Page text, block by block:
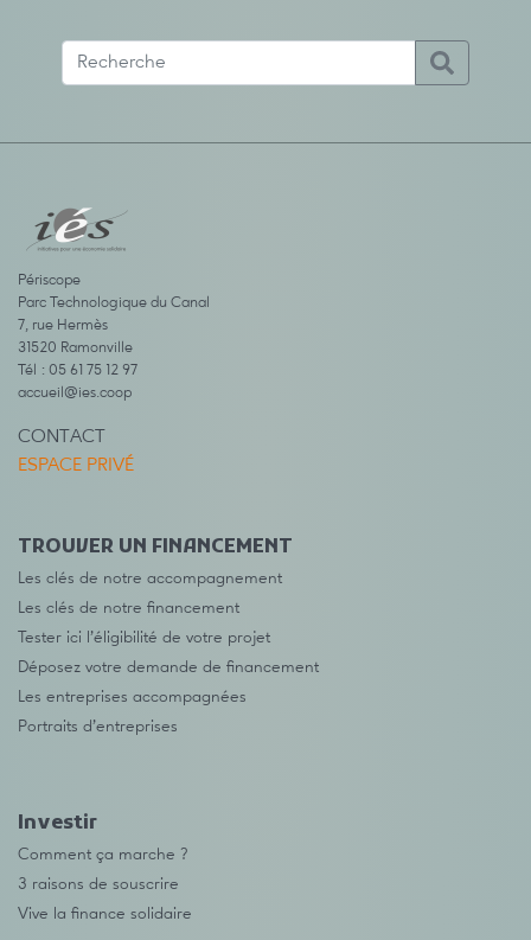
Périscope
Parc Technologique du Canal
7, rue Hermès
31520 Ramonville
Tél : 05 61 75 12 97
accueil@ies.coop
CONTACT
ESPACE PRIVÉ
TROUVER UN FINANCEMENT
Les clés de notre accompagnement
Les clés de notre financement
Tester ici l’éligibilité de votre projet
Déposez votre demande de financement
Les entreprises accompagnées
Portraits d’entreprises
Investir
Comment ça marche ?
3 raisons de souscrire
Vive la finance solidaire